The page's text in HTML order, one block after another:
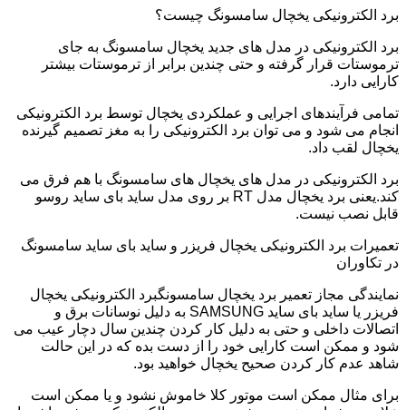
برد الکترونیکی یخچال سامسونگ چیست؟
برد الکترونیکی در مدل های جدید یخچال سامسونگ به جای
ترموستات قرار گرفته و حتی چندین برابر از ترموستات بیشتر
کارایی دارد.
تمامی فرآیندهای اجرایی و عملکردی یخچال توسط برد الکترونیکی
انجام می شود و می توان برد الکترونیکی را به مغز تصمیم گیرنده
یخچال لقب داد.
برد الکترونیکی در مدل های یخچال های سامسونگ با هم فرق می
کند.یعنی برد یخچال مدل RT بر روی مدل ساید بای ساید روسو
قابل نصب نیست.
تعمیرات برد الکترونیکی یخچال فریزر و ساید بای ساید سامسونگ
در تکاوران
نمایندگی مجاز تعمیر برد یخچال سامسونگبرد الکترونیکی یخچال
فریزر یا ساید بای ساید SAMSUNG به دلیل نوسانات برق و
اتصالات داخلی و حتی به دلیل کار کردن چندین سال دچار عیب می
شود و ممکن است کارایی خود را از دست بده که در این حالت
شاهد عدم کار کردن صحیح یخچال خواهید بود.
برای مثال ممکن است موتور کلا خاموش نشود و یا ممکن است